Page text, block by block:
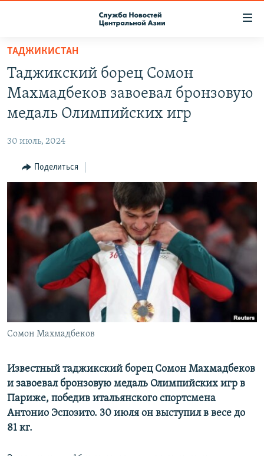
Вернуться
основному
содержанию
главной
Вернутся
поиску
ПОДПИСКА
НАСТОЯЩЕЕ ВРЕМЯ
МИГРАНТ МЕДИА
ТАДЖИКИСТАН
Таджикский борец Сомон
Махмадбеков завоевал бронзовую
медаль Олимпийских игр
30 июль, 2024
Поделиться
Сомон Махмадбеков
Известный таджикский борец Сомон Махмадбеков
и завоевал бронзовую медаль Олимпийских игр в
Париже, победив итальянского спортсмена
Антонио Эспозито. 30 июля он выступил в весе до
81 кг.